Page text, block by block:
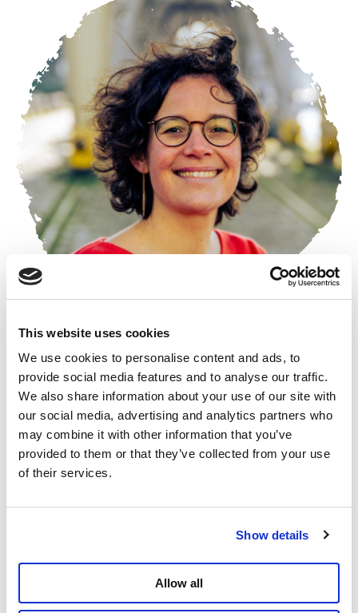
This website uses cookies
We use cookies to personalise content and ads, to
provide social media features and to analyse our traffic.
We also share information about your use of our site with
our social media, advertising and analytics partners who
may combine it with other information that you’ve
provided to them or that they’ve collected from your use
of their services.
Show details
Allow all
Lise is een vurige activiste rond zorg, welzijn,
armoede en vrouwenrechten. Vooral rond de
kinderopvang en de ouderenzorg blinkt ze uit in
dossierkennis en menselijkheid. Ze werkt veel samen
met de vakbonden en staat vooraan in de strijd tegen
de commercialisering van de zorg.
Antwerpse Nachtegalenpark en kan erg genieten van